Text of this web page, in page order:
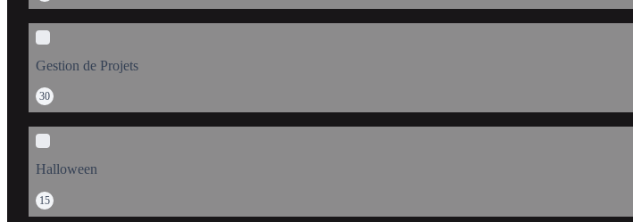
Gestion de Projets
30
Halloween
15